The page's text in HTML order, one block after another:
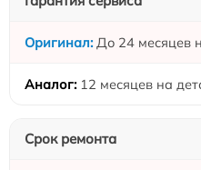
До 24 месяцев
12 месяцев на
Срок ремонта